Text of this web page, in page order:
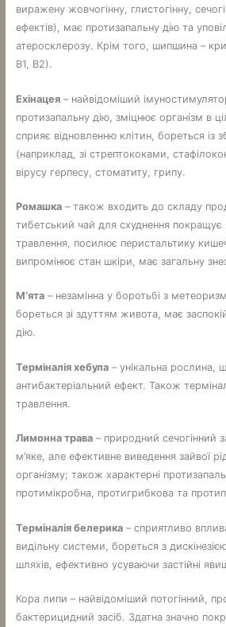
виражену жовчогінну, глистогінну,
ефектів), має протизапальну дію та
атеросклерозу. Крім того, шипшина –
В1, В2).
Ехінацея– найвідоміший
протизапальну дію, зміцнює організм в
сприяє відновленню клітин, бореться із
(наприклад, зі стрептококами,
вірусу герпесу, стоматиту, грипу.
Ромашка– також входить до складу
тибетський чай для схуднення покращує
травлення, посилює перистальтику
випромінює стан шкіри, має загальну
М’ята– незамінна у боротьбі з
бореться зі здуттям живота, має
дію.
Терміналія хебула– унікальна рослина,
антибактеріальний ефект. Також
травлення.
Лимонна трава– природний сечогінний
м’яке, але ефективне виведення зайвої
організму; також характерні
протимікробна, протигрибкова та
Терміналія белерика– сприятливо
видільну системи, бореться з
шляхів, ефективно усуваючи застійні
Кора липи – найвідоміший потогінний,
бактерицидний засіб. Здатна значно